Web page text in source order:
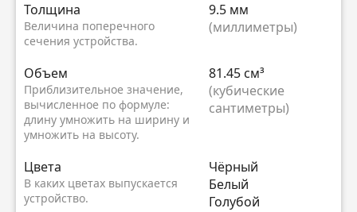
Толщина
Величина поперечного
сечения устройства.
9.5 мм
(миллиметры)
Объем
Приблизительное значение,
вычисленное по формуле:
длину умножить на ширину и
умножить на высоту.
81.45 см³
(кубические
сантиметры)
Цвета
В каких цветах выпускается
устройство.
Чёрный
Белый
Голубой